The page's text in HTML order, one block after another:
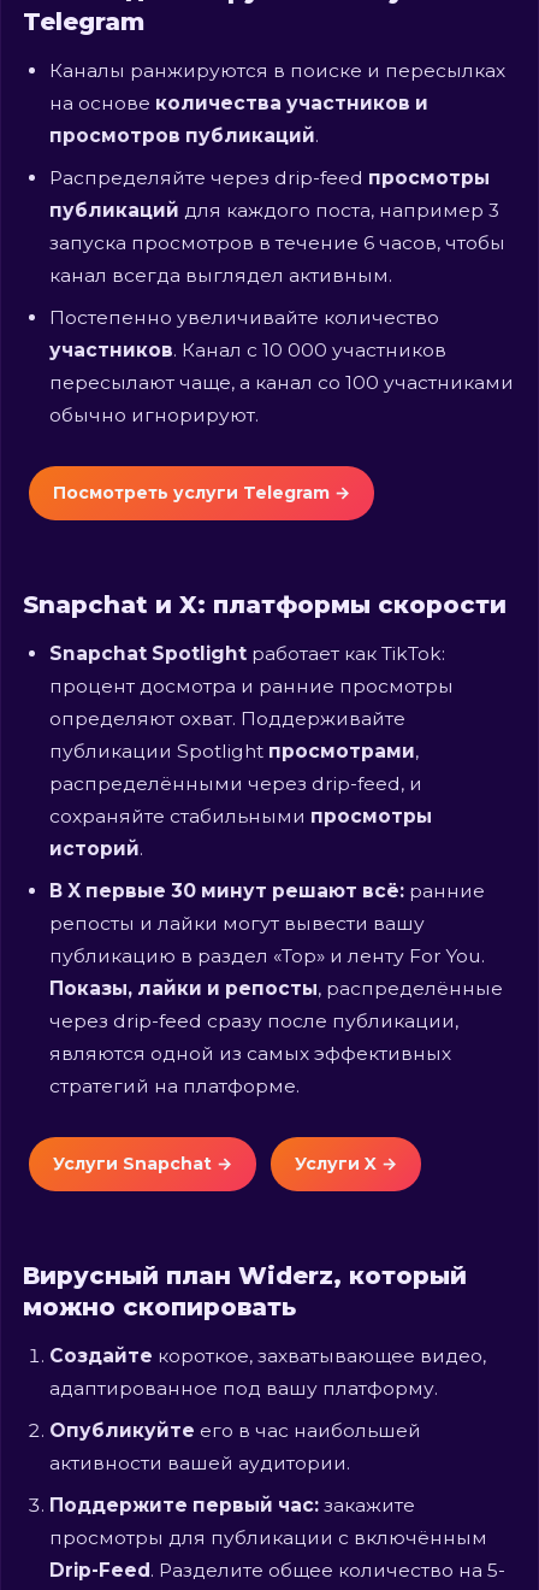
Telegram
Каналы ранжируются в поиске и пересылках
на основе количества участников и
просмотров публикаций.
Распределяйте через drip-feed просмотры
публикаций для каждого поста, например 3
запуска просмотров в течение 6 часов, чтобы
канал всегда выглядел активным.
Постепенно увеличивайте количество
участников. Канал с 10 000 участников
пересылают чаще, а канал со 100 участниками
обычно игнорируют.
Посмотреть услуги Telegram →
Snapchat и X: платформы скорости
Snapchat Spotlight работает как TikTok:
процент досмотра и ранние просмотры
определяют охват. Поддерживайте
публикации Spotlight просмотрами,
распределёнными через drip-feed, и
сохраняйте стабильными просмотры
историй.
В X первые 30 минут решают всё: ранние
репосты и лайки могут вывести вашу
публикацию в раздел «Top» и ленту For You.
Показы, лайки и репосты, распределённые
через drip-feed сразу после публикации,
являются одной из самых эффективных
стратегий на платформе.
Услуги Snapchat → Услуги X →
Вирусный план Widerz, который
можно скопировать
Создайте короткое, захватывающее видео,
адаптированное под вашу платформу.
Опубликуйте его в час наибольшей
активности вашей аудитории.
Поддержите первый час: закажите
просмотры для публикации с включённым
Drip-Feed . Разделите общее количество на 5-